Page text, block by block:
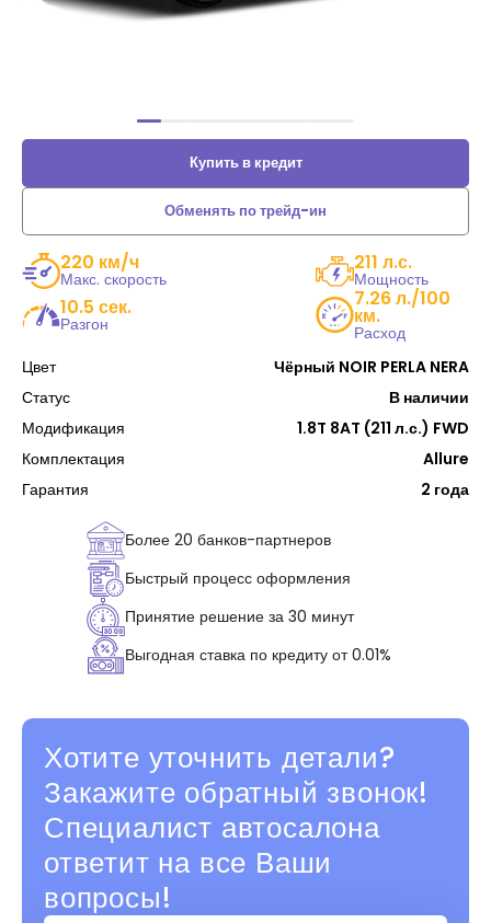
Купить в кредит
Обменять по трейд-ин
220 км/ч
Макс. скорость
211 л.с.
Мощность
10.5 сек.
Разгон
7.26 л./100
км.
Расход
Цвет
Чёрный NOIR PERLA NERA
Статус
В наличии
Модификация
1.8T 8AT (211 л.с.) FWD
Комплектация
Allure
Гарантия
2 года
Более 20 банков-партнеров
Быстрый процесс оформления
Принятие решение за 30 минут
Выгодная ставка по кредиту от 0.01%
Хотите уточнить детали?
Закажите обратный звонок!
Специалист автосалона
ответит на все Ваши
вопросы!